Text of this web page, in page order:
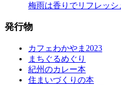
梅雨は香りでリフレッシ
発行物
カフェわかやま2023
まちぐるめぐり
紀州のカレー本
住まいづくりの本